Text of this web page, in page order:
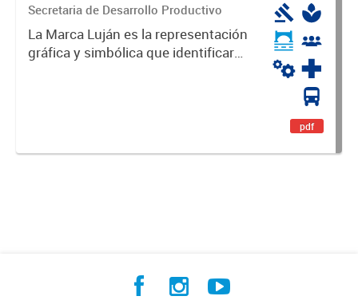
Secretaria de Desarrollo Productivo
La Marca Luján es la representación
gráfica y simbólica que identificará
pdf